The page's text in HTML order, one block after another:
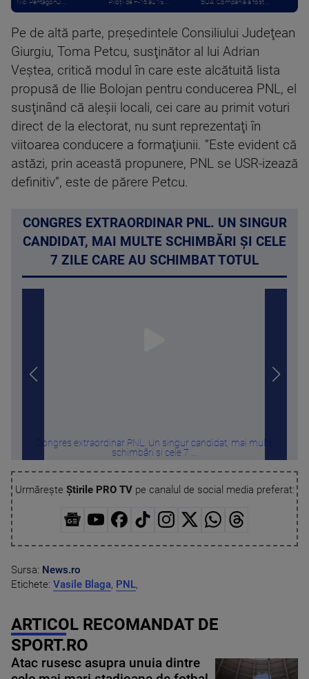
Nici Pentagonul ... Piloții de F-16 au 15 ... SUA. Compania a fost ...
Pe de altă parte, preşedintele Consiliului Judeţean
Giurgiu, Toma Petcu, susţinător al lui Adrian
Veştea, critică modul în care este alcătuită lista
propusă de Ilie Bolojan pentru conducerea PNL, el
susţinând că aleşii locali, cei care au primit voturi
direct de la electorat, nu sunt reprezentaţi în
viitoarea conducere a formaţiunii. ”Este evident că
astăzi, prin această propunere, PNL se USR-izează
definitiv”, este de părere Petcu.
CONGRES EXTRAORDINAR PNL. UN SINGUR
CANDIDAT, MAI MULTE SCHIMBĂRI ȘI CELE
7 ZILE CARE AU SCHIMBAT TOTUL
Congres extraordinar PNL. Un singur candidat, mai multe
schimbări și cele 7 ...
Urmărește Știrile PRO TVpe canalul de social media preferat:
Sursa: News.ro
Etichete: Vasile Blaga, PNL,
ARTICOL RECOMANDAT DE
SPORT.RO
Atac rusesc asupra unuia dintre